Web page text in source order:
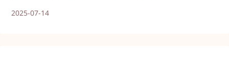
2025-07-14